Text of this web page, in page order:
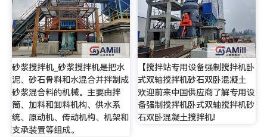
砂浆搅拌机_砂浆搅拌机是把水
泥、砂石骨料和水混合并拌制成
砂浆混合料的机械。主要由拌
筒、加料和卸料机构、供水系
统、原动机、传动机构、机架和
支承装置等组成。
【搅拌站专用设备强制搅拌机卧
式双轴搅拌机砂石双卧混凝土
欢迎前来中国供应商了解专用设
备强制搅拌机卧式双轴搅拌机砂
石双卧混凝土搅拌机!